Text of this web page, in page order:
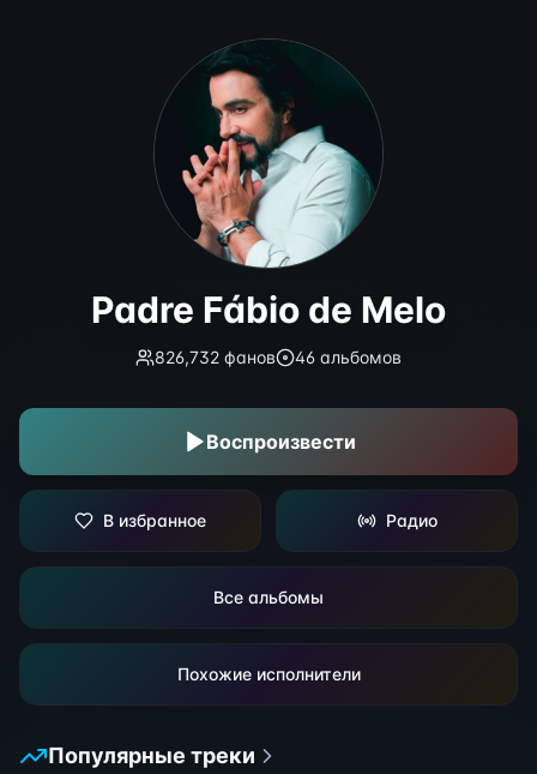
Padre Fábio de Melo
826,732 фанов 46 альбомов
Воспроизвести
В избранное Радио
Все альбомы
Похожие исполнители
Популярные треки